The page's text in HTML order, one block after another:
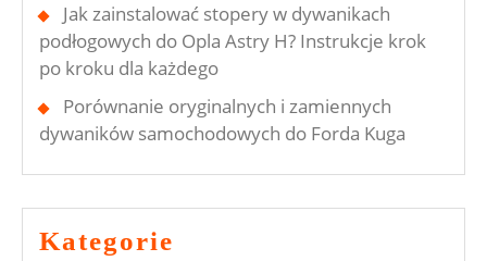
Jak zainstalować stopery w dywanikach
podłogowych do Opla Astry H? Instrukcje krok
po kroku dla każdego
Porównanie oryginalnych i zamiennych
dywaników samochodowych do Forda Kuga
Kategorie